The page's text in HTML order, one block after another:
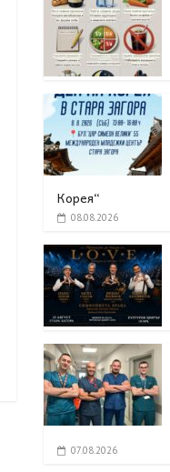
Корея“
08.08.2026
07.08.2026